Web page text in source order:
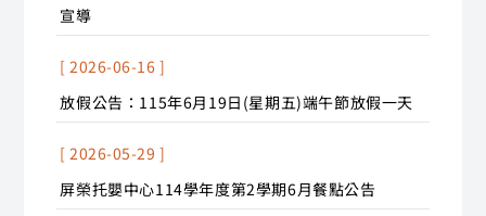
宣導
[ 2026-06-16 ]
放假公告：115年6月19日(星期五)端午節放假一天
[ 2026-05-29 ]
屏榮托嬰中心114學年度第2學期6月餐點公告